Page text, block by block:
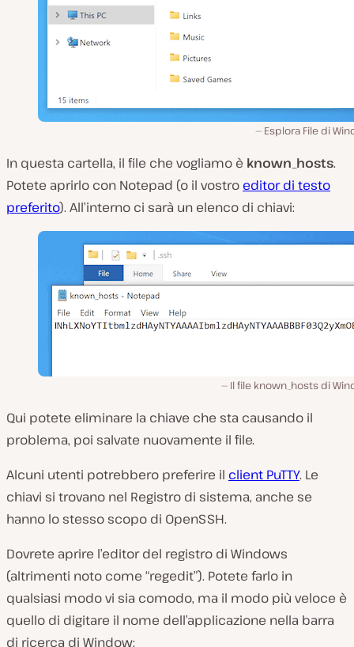
Esplora File di
In questa cartella, il file che vogliamo è known_hosts.
Potete aprirlo con Notepad (o il vostro editor di testo
preferito). All’interno ci sarà un elenco di chiavi:
Il file known_hosts di
Qui potete eliminare la chiave che sta causando il
problema, poi salvate nuovamente il file.
Alcuni utenti potrebbero preferire il client PuTTY. Le
chiavi si trovano nel Registro di sistema, anche se
hanno lo stesso scopo di OpenSSH.
Dovrete aprire l’editor del registro di Windows
(altrimenti noto come “regedit”). Potete farlo in
qualsiasi modo vi sia comodo, ma il modo più veloce è
quello di digitare il nome dell’applicazione nella barra
di ricerca di Window: